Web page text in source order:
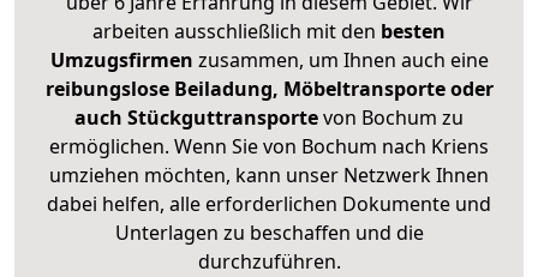
arbeiten ausschließlich mit den besten
Umzugsfirmen zusammen, um Ihnen auch eine
reibungslose Beiladung, Möbeltransporte oder
auch Stückguttransportevon Bochum zu
ermöglichen. Wenn Sie von Bochum nach Kriens
umziehen möchten, kann unser Netzwerk Ihnen
dabei helfen, alle erforderlichen Dokumente und
Unterlagen zu beschaffen und die
durchzuführen.